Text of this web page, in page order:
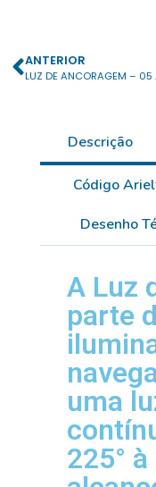
ANTERIOR
Descrição
Código
Desenho
A Luz
parte
uma
225°